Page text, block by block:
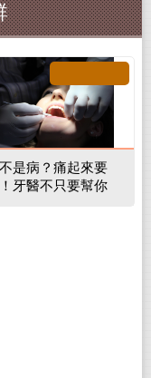
是病？痛起來要
牙醫不只要幫你